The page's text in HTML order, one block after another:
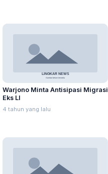
Warjono Minta Antisipasi Migrasi
Eks LI
4 tahun yang lalu